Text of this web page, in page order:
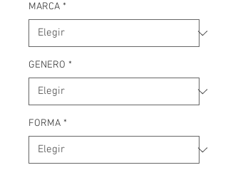
MARCA *
GENERO *
FORMA *